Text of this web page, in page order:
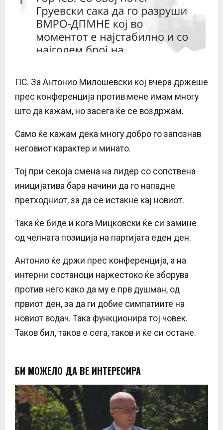
ПС. За Антонио Милошевски кој вчера држеше
прес конференција против мене имам многу
што да кажам, но засега ќе се воздржам.
Само ќе кажам дека многу добро го запознав
неговиот карактер и минато.
Тој при секоја смена на лидер со сопствена
иницијатива бара начини да го нападне
претходниот, за да се истакне кај новиот.
Така ќе биде и кога Мицковски ќе си замине
од челната позиција на партијата еден ден.
Антонио ќе држи прес конференција, а на
интерни состаноци најжестоко ќе зборува
против него како да му е прв душман, од
првиот ден, за да ги добие симпатиите на
новиот водач. Така функционира тој човек.
Таков бил, таков е сега, таков и ќе си остане.
БИ МОЖЕЛО ДА ВЕ ИНТЕРЕСИРА